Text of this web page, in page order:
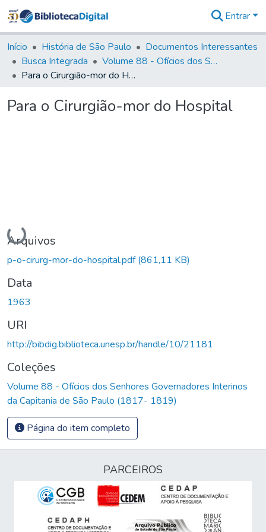
&
Coleções
Tudo na
Biblioteca
Estatísticas
Entrar
Início História de São Paulo
Documentos Interessantes
Busca Integrada
Volume 88 - Ofícios dos Senhores Governadores Interinos da Capitania de São Paulo (1817- 1819)
Para o Cirurgião-mor do Hospital
Para o Cirurgião-mor do Hospital
Carregando...
Arquivos
p-o-cirurg-mor-do-hospital.pdf(861,11 KB)
Data
1963
URI
http://bibdig.biblioteca.unesp.br/handle/10/21181
Coleções
Volume 88 - Ofícios dos Senhores Governadores Interinos
da Capitania de São Paulo (1817- 1819)
Página do item completo
PARCEIROS